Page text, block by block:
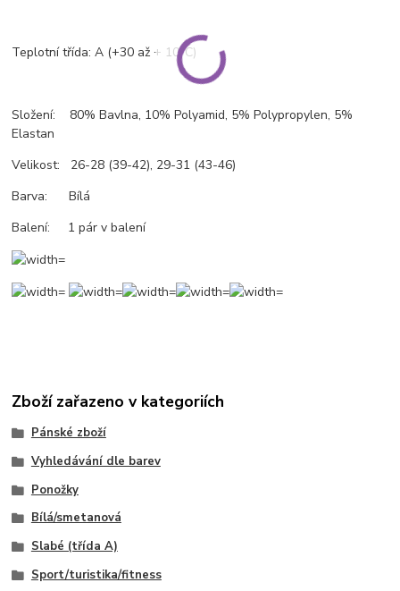
Teplotní třída: A (+30 až + 100C)
Složení: 80% Bavlna, 10% Polyamid, 5% Polypropylen, 5%
Elastan
Velikost: 26-28 (39-42), 29-31 (43-46)
Barva: Bílá
Balení: 1 pár v balení
Zboží zařazeno v kategoriích
Pánské zboží
Vyhledávání dle barev
Ponožky
Bílá/smetanová
Slabé (třída A)
Sport/turistika/fitness